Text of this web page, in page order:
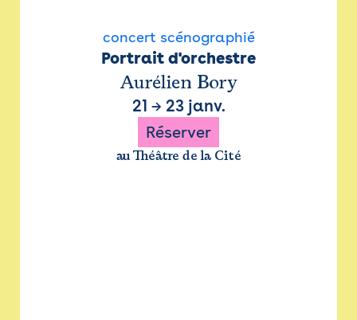
concert scénographié
Portrait d'orchestre
Aurélien Bory
21 → 23 janv.
Réserver
au Théâtre de la Cité